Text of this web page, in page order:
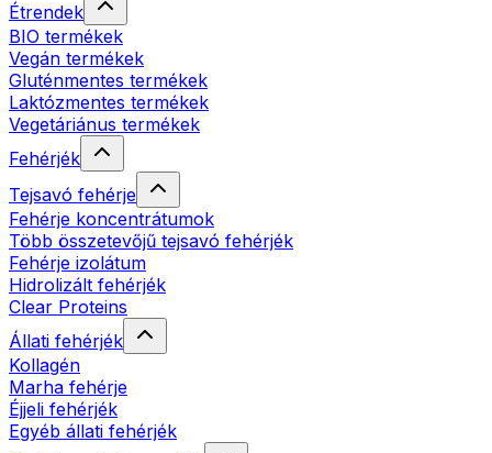
Étrendek
BIO termékek
Vegán termékek
Gluténmentes termékek
Laktózmentes termékek
Vegetáriánus termékek
Fehérjék
Tejsavó fehérje
Fehérje koncentrátumok
Több összetevőjű tejsavó fehérjék
Fehérje izolátum
Hidrolizált fehérjék
Clear Proteins
Állati fehérjék
Kollagén
Marha fehérje
Éjjeli fehérjék
Egyéb állati fehérjék